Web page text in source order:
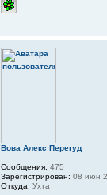
Вова Алекс Перегуд
Сообщения: 475
Зарегистрирован: 08 июн
Откуда: Ухта